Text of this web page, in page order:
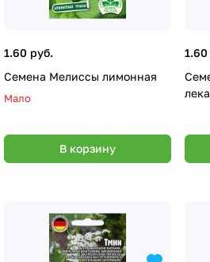
1.60 руб.
Семена Мелиссы лимонная
Мало
В корзину